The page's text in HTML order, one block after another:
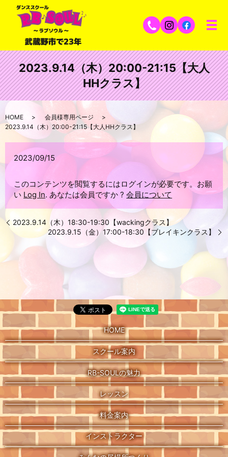
2023.9.14（木）20:00-21:15【大人
HHクラス】
HOME
会員様専用ページ
2023.9.14（木）20:00-21:15【大人HHクラス】
2023/09/15
このコンテンツを閲覧するにはログインが必要です。お願
い Log In. あなたは会員ですか ?会員について
2023.9.14（木）18:30-19:30【wackingクラス】
2023.9.15（金）17:00-18:30【ブレイキンクラス】
HOME
スクール案内
RB-SOULの魅力
レッスン
料金案内
インストラクター